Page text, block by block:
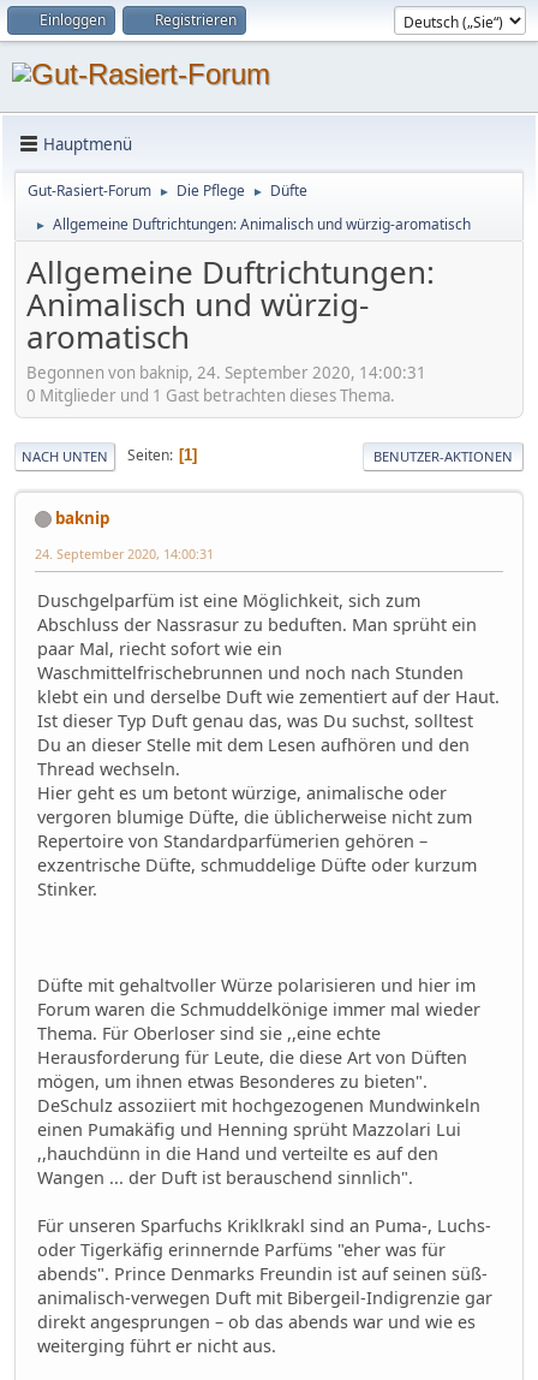
Einloggen Registrieren
Hauptmenü
Gut-Rasiert-Forum ► Die Pflege ► Düfte
► Allgemeine Duftrichtungen: Animalisch und würzig-aromatisch
Allgemeine Duftrichtungen:
Animalisch und würzig-
aromatisch
Begonnen von baknip, 24. September 2020, 14:00:31
0 Mitglieder und 1 Gast betrachten dieses Thema.
NACH UNTEN Seiten 1 BENUTZER-AKTIONEN
baknip
24. September 2020, 14:00:31
Duschgelparfüm ist eine Möglichkeit, sich zum
Abschluss der Nassrasur zu beduften. Man sprüht ein
paar Mal, riecht sofort wie ein
Waschmittelfrischebrunnen und noch nach Stunden
klebt ein und derselbe Duft wie zementiert auf der Haut.
Ist dieser Typ Duft genau das, was Du suchst, solltest
Du an dieser Stelle mit dem Lesen aufhören und den
Thread wechseln.
Hier geht es um betont würzige, animalische oder
vergoren blumige Düfte, die üblicherweise nicht zum
Repertoire von Standardparfümerien gehören –
exzentrische Düfte, schmuddelige Düfte oder kurzum
Stinker.
Düfte mit gehaltvoller Würze polarisieren und hier im
Forum waren die Schmuddelkönige immer mal wieder
Thema. Für Oberloser sind sie ,,eine echte
Herausforderung für Leute, die diese Art von Düften
mögen, um ihnen etwas Besonderes zu bieten".
DeSchulz assoziiert mit hochgezogenen Mundwinkeln
einen Pumakäfig und Henning sprüht Mazzolari Lui
,,hauchdünn in die Hand und verteilte es auf den
Wangen ... der Duft ist berauschend sinnlich".
Für unseren Sparfuchs Kriklkrakl sind an Puma-, Luchs-
oder Tigerkäfig erinnernde Parfüms "eher was für
abends". Prince Denmarks Freundin ist auf seinen süß-
animalisch-verwegen Duft mit Bibergeil-Indigrenzie gar
direkt angesprungen – ob das abends war und wie es
weiterging führt er nicht aus.